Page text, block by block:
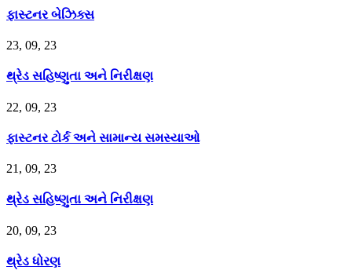
ફાસ્ટનર બેઝિક્સ
23, 09, 23
થ્રેડ સહિષ્ણુતા અને નિરીક્ષણ
22, 09, 23
ફાસ્ટનર ટોર્ક અને સામાન્ય સમસ્યાઓ
21, 09, 23
થ્રેડ સહિષ્ણુતા અને નિરીક્ષણ
20, 09, 23
થ્રેડ ધોરણ